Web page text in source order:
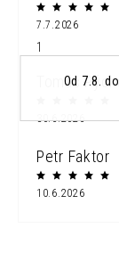
Od 7.8.
7.7.2026
1
Tomáš
30.6.2026
Petr Faktor
10.6.2026